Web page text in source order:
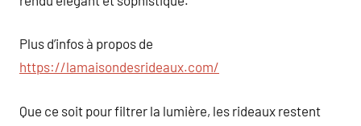
Plus d’infos à propos de
https://lamaisondesrideaux.com/
Que ce soit pour filtrer la lumière, les rideaux restent